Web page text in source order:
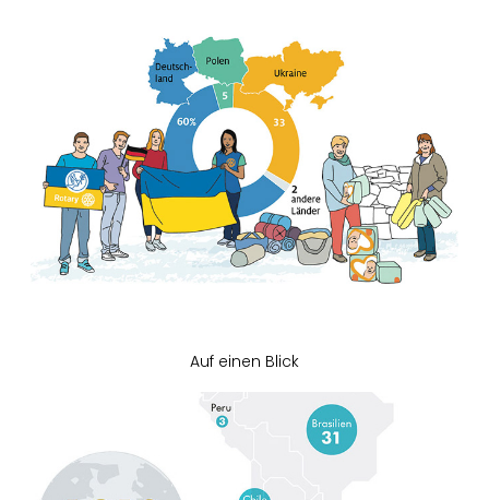
Auf einen Blick